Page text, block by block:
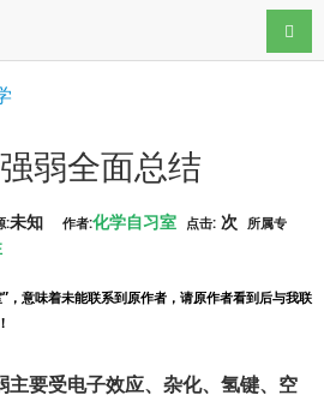
导航
弱全面总结
:未知 作者:化学自习室 点击: 次
所属专
，意味着未能联系到原作者，请原作者看到后与我联
主要受电子效应、杂化、氢键、空